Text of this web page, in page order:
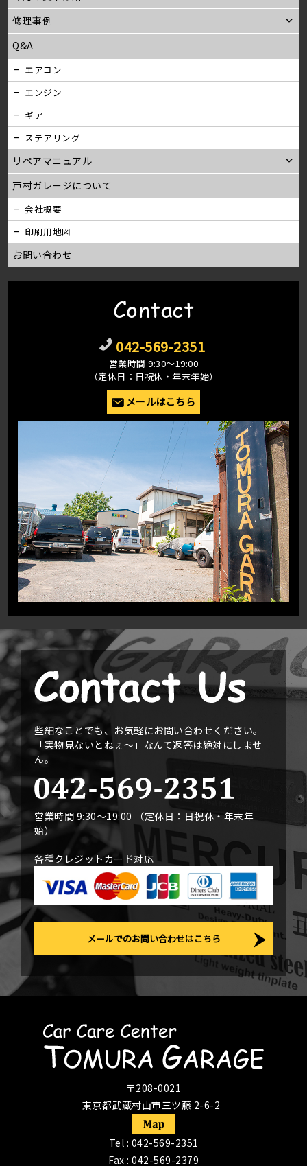
修理事例
Q&A
エアコン
エンジン
ギア
ステアリング
リペアマニュアル
戸村ガレージについて
会社概要
印刷用地図
お問い合わせ
Contact
042-569-2351
営業時間 9:30〜19:00
（定休日：日祝休・年末年始）
メールはこちら
些細なことでも、お気軽にお問い合わせください。
「実物見ないとねぇ〜」なんて返答は絶対にしませ
ん。
営業時間 9:30〜19:00 （定休日：日祝休・年末年
始）
各種クレジットカード対応
メールでのお問い合わせはこちら
〒208-0021
東京都武蔵村山市三ツ藤 2-6-2
Tel : 042-569-2351
Fax : 042-569-2379